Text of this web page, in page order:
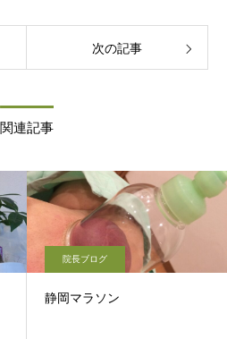
次の記事
関連記事
院長ブログ
静岡マラソン